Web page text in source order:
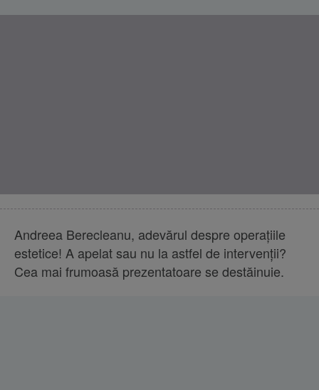
Andreea Berecleanu, adevărul despre operaţiile
estetice! A apelat sau nu la astfel de intervenţii?
Cea mai frumoasă prezentatoare se destăinuie.